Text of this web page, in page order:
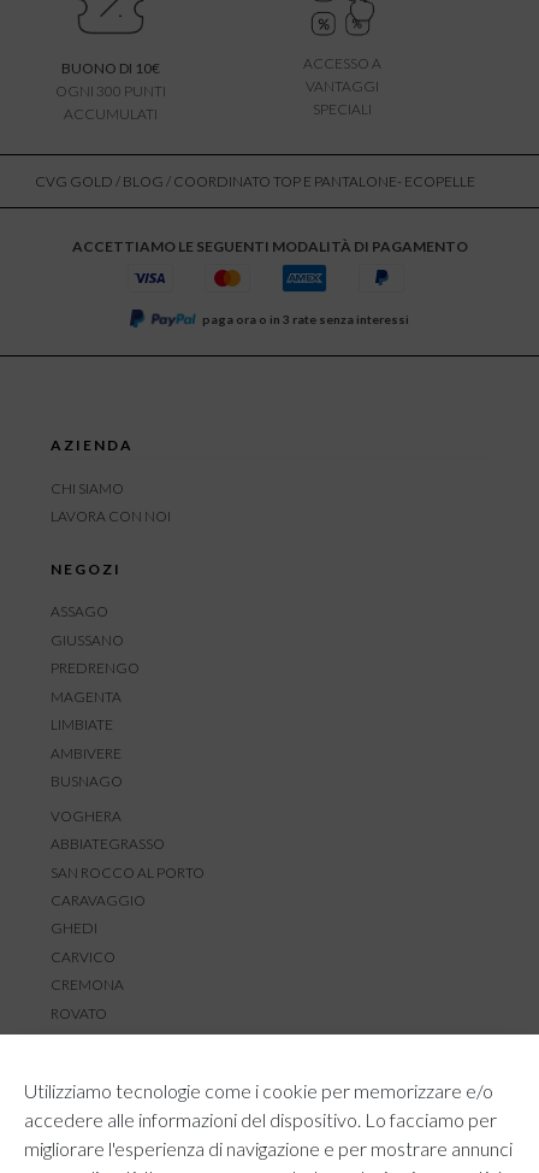
Utilizziamo tecnologie come i cookie per memorizzare e/o
accedere alle informazioni del dispositivo. Lo facciamo per
migliorare l'esperienza di navigazione e per mostrare annunci
BUONO DI 10€
OGNI 300 PUNTI
ACCUMULATI
ACCESSO A
VANTAGGI
SPECIALI
CVG GOLD / BLOG / COORDINATO TOP E PANTALONE- ECOPELLE
ACCETTIAMO LE SEGUENTI MODALITÀ DI PAGAMENTO
paga ora o in 3 rate senza interessi
AZIENDA
CHI SIAMO
LAVORA CON NOI
NEGOZI
ASSAGO
GIUSSANO
PREDRENGO
MAGENTA
LIMBIATE
AMBIVERE
BUSNAGO
VOGHERA
ABBIATEGRASSO
SAN ROCCO AL PORTO
CARAVAGGIO
GHEDI
CARVICO
CREMONA
ROVATO
RESI E RIMBORSI